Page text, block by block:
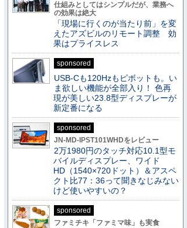
仕組みとしてはシンプルだが、業務へ
の効果は絶大
「現場に行くのが当たり前」を変
えたアズビルのリモート調整 効
果はプライスレス
sponsored
USB-Cも120Hzもピボットも。い
ま欲しい機能が全部入り！ 色再
現が美しい23.8型ディスプレーが
新定番になる
sponsored
JN-MD-IPST101WHDをレビュー
2万1980円のタッチ対応10.1型モ
バイルディスプレー、ワイド
HD（1540×720ドット）＆アスペ
クト比77：36って聞きなじみない
けど使いやすいの？
sponsored
ファミチキ「ファミマ味」も実食